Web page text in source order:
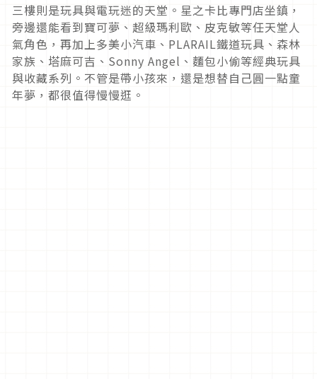
三樓則是玩具與電玩迷的天堂。星之卡比專門店坐鎮，
旁邊還能看到寶可夢、超級瑪利歐、皮克敏等任天堂人
氣角色，再加上多美小汽車、PLARAIL鐵道玩具、森林
家族、塔麻可吉、Sonny Angel、麵包小偷等經典玩具
與收藏系列。不管是帶小孩來，還是想替自己圓一點童
年夢，都很值得慢慢逛。